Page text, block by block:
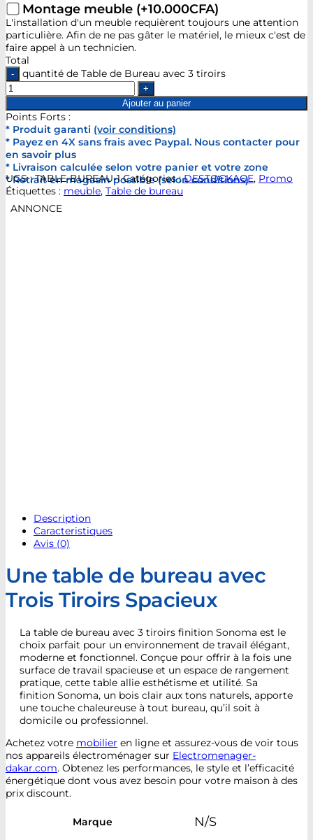
Montage meuble (+10.000CFA)
L'installation d'un meuble requièrent toujours une attention
particulière. Afin de ne pas gâter le matériel, le mieux c'est de
faire appel à un technicien.
Total
quantité de Table de Bureau avec 3 tiroirs
Ajouter au panier
Points Forts :
* Produit garanti (voir conditions)
* Payez en 4X sans frais avec Paypal. Nous contacter pour
en savoir plus
* Livraison calculée selon votre panier et votre zone
* Retrait en magasin possible (selon conditions)
UGS :TABLE-BUREAU-1 Catégories :DESTOCKAGE, Promo
Étiquettes : meuble, Table de bureau
ANNONCE
Description
Caracteristiques
Avis (0)
Une table de bureau avec
Trois Tiroirs Spacieux
La table de bureau avec 3 tiroirs finition Sonoma est le
choix parfait pour un environnement de travail élégant,
moderne et fonctionnel. Conçue pour offrir à la fois une
surface de travail spacieuse et un espace de rangement
pratique, cette table allie esthétisme et utilité. Sa
finition Sonoma, un bois clair aux tons naturels, apporte
une touche chaleureuse à tout bureau, qu’il soit à
domicile ou professionnel.
Achetez votre mobilier en ligne et assurez-vous de voir tous
nos appareils électroménager sur Electromenager-
dakar.com. Obtenez les performances, le style et l’efficacité
énergétique dont vous avez besoin pour votre maison à des
prix discount.
Marque N/S